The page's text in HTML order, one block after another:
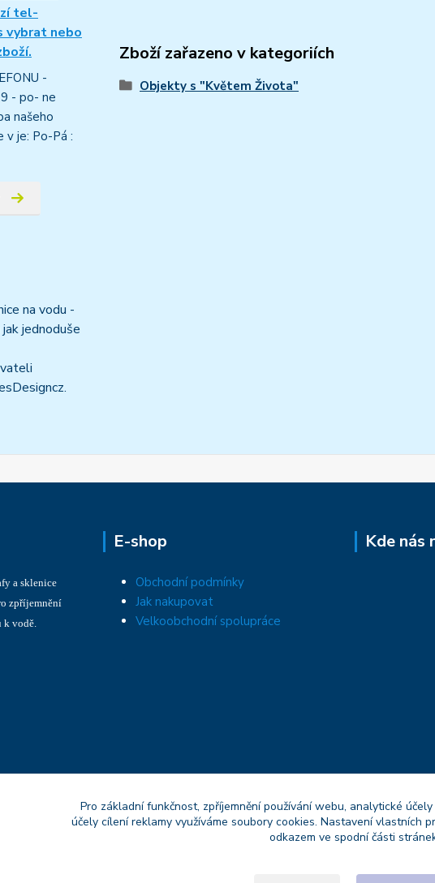
tel-
vybrat nebo
-
- po- ne
našeho
v je: Po-Pá :
na vodu -
jednoduše
Zboží zařazeno v kategoriích
Objekty s "Květem Života"
a sklenice
zpříjemnění
k vodě.
E-shop
Obchodní podmínky
Jak nakupovat
Velkoobchodní spolupráce
Kde nás
Pro základní funkčnost, zpříjemnění používání webu, analytické
účely cílení reklamy využíváme soubory cookies. Nastavení vlastních
odkazem ve spodní části